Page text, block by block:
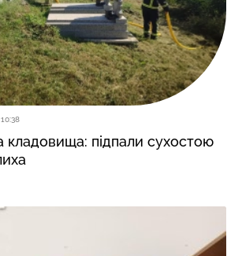
кладовища: підпали сухостою